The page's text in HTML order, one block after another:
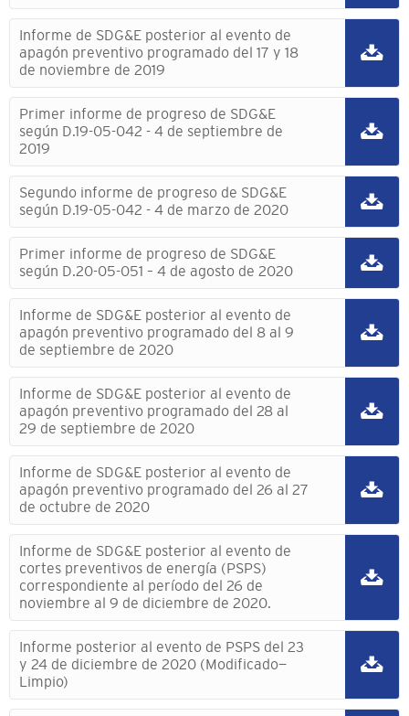
Informe de SDG&E posterior al evento de
apagón preventivo programado del 17 y 18
de noviembre de 2019
Primer informe de progreso de SDG&E
según D.19-05-042 - 4 de septiembre de
2019
Segundo informe de progreso de SDG&E
según D.19-05-042 - 4 de marzo de 2020
Primer informe de progreso de SDG&E
según D.20-05-051 – 4 de agosto de 2020
Informe de SDG&E posterior al evento de
apagón preventivo programado del 8 al 9
de septiembre de 2020
Informe de SDG&E posterior al evento de
apagón preventivo programado del 28 al
29 de septiembre de 2020
Informe de SDG&E posterior al evento de
apagón preventivo programado del 26 al 27
de octubre de 2020
Informe de SDG&E posterior al evento de
cortes preventivos de energía (PSPS)
correspondiente al período del 26 de
noviembre al 9 de diciembre de 2020.
Informe posterior al evento de PSPS del 23
y 24 de diciembre de 2020 (Modificado—
Limpio)